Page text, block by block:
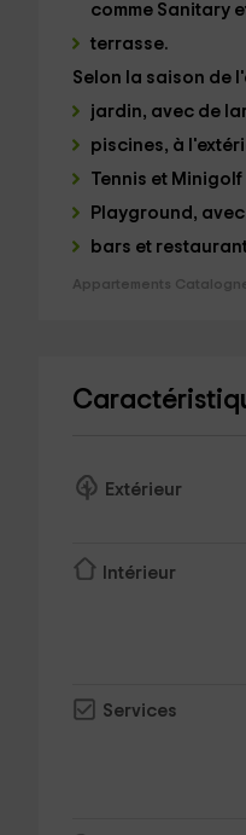
comme Sanitary
terrasse.
Selon la saison de
jardin, avec de
piscines, à
Tennis et Minigolf
Playground ,
bars et
Appartements
Extérieur
Intérieur
Services